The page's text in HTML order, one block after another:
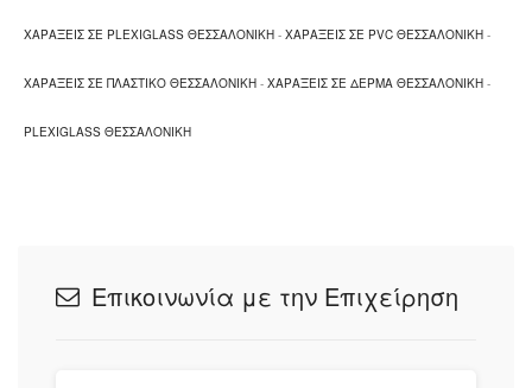
ΧΑΡΑΞΕΙΣ ΣΕ PLEXIGLASS ΘΕΣΣΑΛΟΝΙΚΗ - ΧΑΡΑΞΕΙΣ ΣΕ PVC ΘΕΣΣΑΛΟΝΙΚΗ -
ΧΑΡΑΞΕΙΣ ΣΕ ΠΛΑΣΤΙΚΟ ΘΕΣΣΑΛΟΝΙΚΗ - ΧΑΡΑΞΕΙΣ ΣΕ ΔΕΡΜΑ ΘΕΣΣΑΛΟΝΙΚΗ -
PLEXIGLASS ΘΕΣΣΑΛΟΝΙΚΗ
Επικοινωνία με την Επιχείρηση